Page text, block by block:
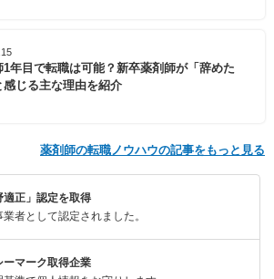
1年目で転職は可能？新卒薬剤師が「辞めた
感じる主な理由を紹介
薬剤師の転職ノウハウの記事をもっと見る
適正」認定を取得
者として認定されました。
ーマーク取得企業